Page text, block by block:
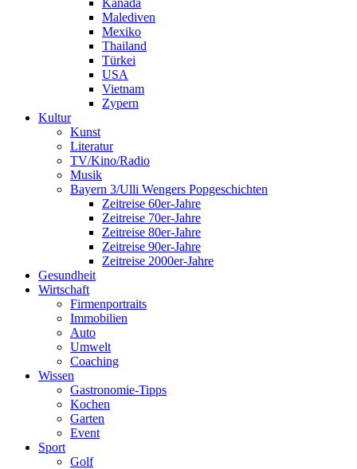
Kanada
Malediven
Mexiko
Thailand
Türkei
USA
Vietnam
Zypern
Kultur
Kunst
Literatur
TV/Kino/Radio
Musik
Bayern 3/Ulli Wengers Popgeschichten
Zeitreise 60er-Jahre
Zeitreise 70er-Jahre
Zeitreise 80er-Jahre
Zeitreise 90er-Jahre
Zeitreise 2000er-Jahre
Gesundheit
Wirtschaft
Firmenportraits
Immobilien
Auto
Umwelt
Coaching
Wissen
Gastronomie-Tipps
Kochen
Garten
Event
Sport
Golf